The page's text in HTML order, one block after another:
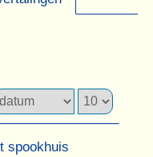
spookhuis